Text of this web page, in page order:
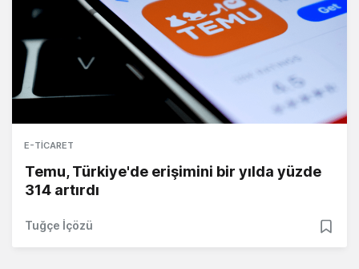
E-TICARET
Temu, Türkiye'de erişimini bir yılda yüzde
314 artırdı
Tuğçe İçözü